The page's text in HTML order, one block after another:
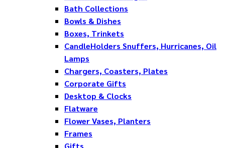
Bath Collections
Bowls & Dishes
Boxes, Trinkets
CandleHolders Snuffers, Hurricanes, Oil
Lamps
Chargers, Coasters, Plates
Corporate Gifts
Desktop & Clocks
Flatware
Flower Vases, Planters
Frames
Gifts